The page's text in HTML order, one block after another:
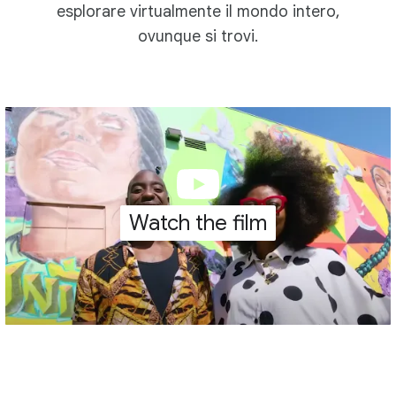
esplorare virtualmente il mondo intero,
ovunque si trovi.
Watch the film